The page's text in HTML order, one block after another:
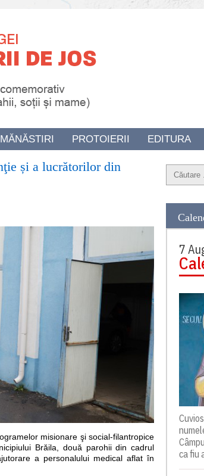
MĂNĂSTIRI PROTOIERII EDITURA
și a lucrătorilor din
misionare şi social-filantropice
Brăila, două parohii din cadrul
a personalului medical aflat în
7
ca fiu